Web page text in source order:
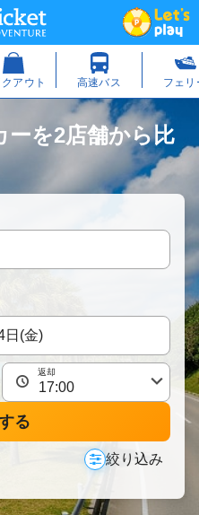
ーを2店舗から比
返却
る
絞り込み